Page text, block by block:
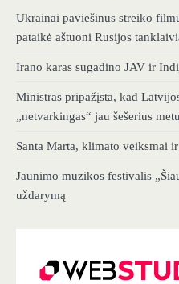
Ukrainai paviešinus streiko
pataikė aštuoni Rusijos
Irano karas sugadino JAV ir
Ministras pripažįsta, kad
„netvarkingas“ jau šešerius
Santa Marta, klimato veiksmai
Jaunimo muzikos festivalis
uždarymą